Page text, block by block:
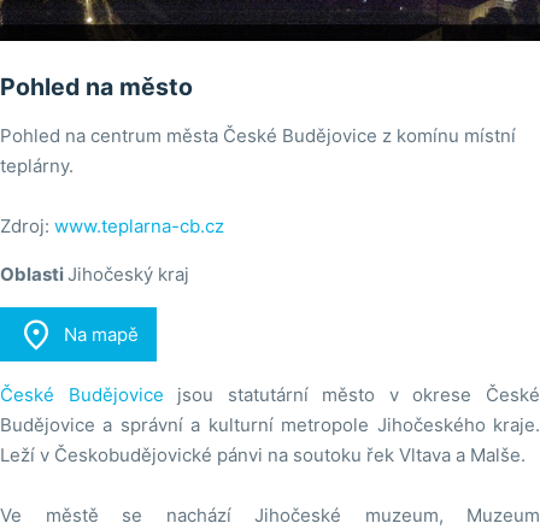
Pohled na město
Pohled na centrum města České Budějovice z komínu místní
teplárny.
Zdroj: www.teplarna-cb.cz
OblastiJihočeský kraj
 Na mapě
České Budějovice jsou statutární město v okrese České
Budějovice a správní a kulturní metropole Jihočeského kraje.
Leží v Českobudějovické pánvi na soutoku řek Vltava a Malše.
Ve městě se nachází Jihočeské muzeum, Muzeum